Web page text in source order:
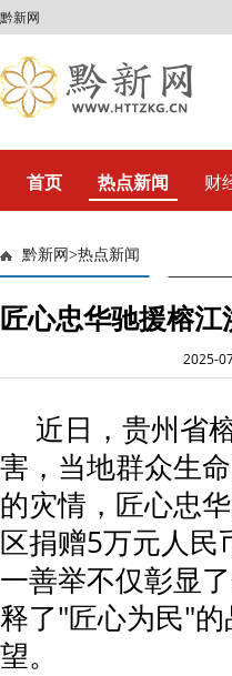
黔新网
首页 热点新闻 财
黔新网 >热点新闻
匠心忠华驰援榕
2025-
近日，贵州省
害，当地群众生
的灾情，匠心忠
区捐赠5万元人民
一善举不仅彰显
释了"匠心为民"
望。